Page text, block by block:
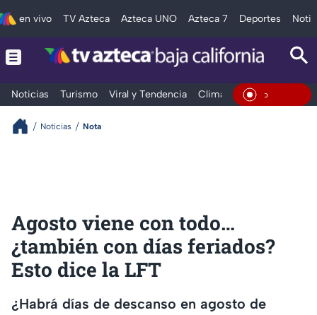
en vivo TV Azteca Azteca UNO Azteca 7 Deportes
Noticias Turismo Viral y Tendencia Clima Deportes En Vivo
Noticias Nota
Agosto viene con todo…
¿también con días feriados?
Esto dice la LFT
¿Habrá días de descanso en agosto de